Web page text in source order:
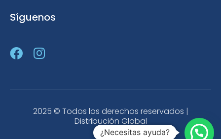
Síguenos
2025 © Todos los derechos reservados |
Distribución Global
¿Necesitas ayuda?